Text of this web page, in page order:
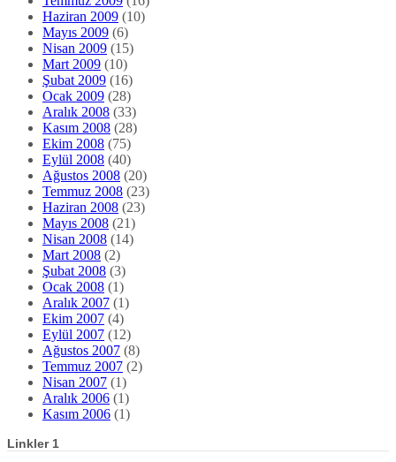
Haziran 2009 (10)
Mayıs 2009 (6)
Nisan 2009 (15)
Mart 2009 (10)
Şubat 2009 (16)
Ocak 2009 (28)
Aralık 2008 (33)
Kasım 2008 (28)
Ekim 2008 (75)
Eylül 2008 (40)
Ağustos 2008 (20)
Temmuz 2008 (23)
Haziran 2008 (23)
Mayıs 2008 (21)
Nisan 2008 (14)
Mart 2008 (2)
Şubat 2008 (3)
Ocak 2008 (1)
Aralık 2007 (1)
Ekim 2007 (4)
Eylül 2007 (12)
Ağustos 2007 (8)
Temmuz 2007 (2)
Nisan 2007 (1)
Aralık 2006 (1)
Kasım 2006 (1)
Linkler 1